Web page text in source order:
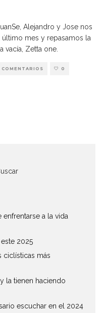
Alejandro y Jose nos
mes y repasamos la
vacía, Zetta one.
COMENTARIOS 0
a la vida
2025
ciclísticas más
la tienen haciendo
escuchar en el 2024